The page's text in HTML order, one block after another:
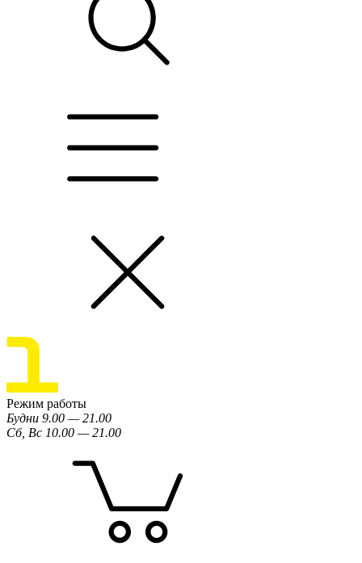
Режим работы
Будни 9.00 — 21.00
Сб, Вс 10.00 — 21.00